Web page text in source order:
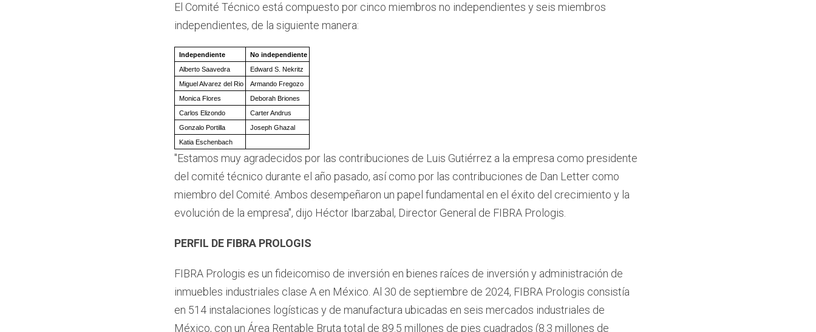
El Comité Técnico está compuesto por cinco miembros no independientes y seis miembros
independientes, de la siguiente manera:
Independiente
No independiente
Alberto Saavedra
Edward S. Nekritz
Miguel Alvarez del Rio
Armando Fregozo
Monica Flores
Deborah Briones
Carlos Elizondo
Carter Andrus
Gonzalo Portilla
Joseph Ghazal
Katia Eschenbach
"Estamos muy agradecidos por las contribuciones de Luis Gutiérrez a la empresa como presidente
del comité técnico durante el año pasado, así como por las contribuciones de Dan Letter como
miembro del Comité. Ambos desempeñaron un papel fundamental en el éxito del crecimiento y la
evolución de la empresa", dijo Héctor Ibarzabal, Director General de FIBRA Prologis.
PERFIL DE FIBRA PROLOGIS
FIBRA Prologis es un fideicomiso de inversión en bienes raíces de inversión y administración de
inmuebles industriales clase A en México. Al 30 de septiembre de 2024, FIBRA Prologis consistía
en 514 instalaciones logísticas y de manufactura ubicadas en seis mercados industriales de
México, con un Área Rentable Bruta total de 89.5 millones de pies cuadrados (8.3 millones de